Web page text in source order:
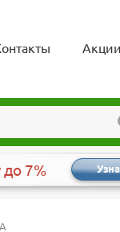
Акции
до 7%